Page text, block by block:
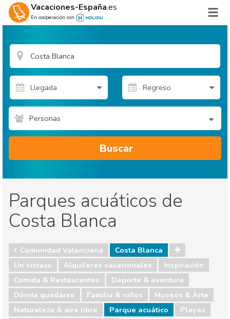
Vacaciones-España.es
En cooperación con
Personas
Buscar
Parques acuáticos de
Costa Blanca
Comunidad Valenciana
Costa Blanca
Un vistazo
Alquileres vacacionales
Inspiración
Comida & Restaurantes
Deporte & aventura
Dónde quedarse
Familia & niños
Museos & Arte
Naturaleza & aire libre
Parque acuático
Playas